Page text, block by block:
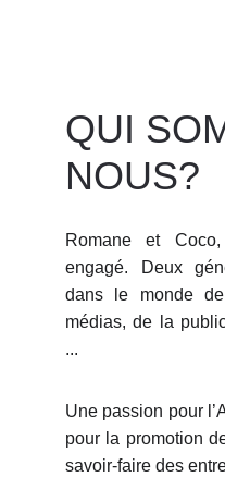
QUI
NOUS?
Romane et
engagé. Deux
dans le monde
médias, de la
...
Une passion pour
pour la promotion
savoir-faire des